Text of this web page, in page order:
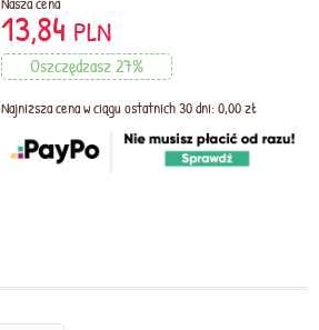
13,84 PLN
Oszczędzasz 27%
Najniższa cena w ciągu ostatnich 30 dni: 0,00 zł